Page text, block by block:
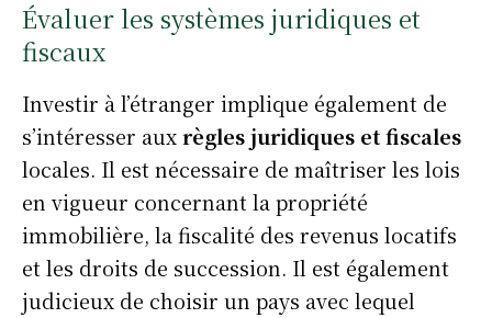
Évaluer les systèmes juridiques et
fiscaux
Investir à l’étranger implique également de
s’intéresser auxrègles juridiques et fiscales
locales. Il est nécessaire de maîtriser les lois
en vigueur concernant la propriété
immobilière, la fiscalité des revenus locatifs
et les droits de succession. Il est également
judicieux de choisir un pays avec lequel